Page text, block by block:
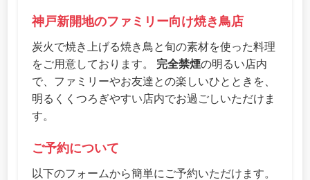
神戸新開地のファミリー向け焼き鳥店
炭火で焼き上げる焼き鳥と旬の素材を使った料理
をご用意しております。 完全禁煙の明るい店内
で、ファミリーやお友達との楽しいひとときを、
明るくくつろぎやすい店内でお過ごしいただけま
す。
ご予約について
以下のフォームから簡単にご予約いただけます。